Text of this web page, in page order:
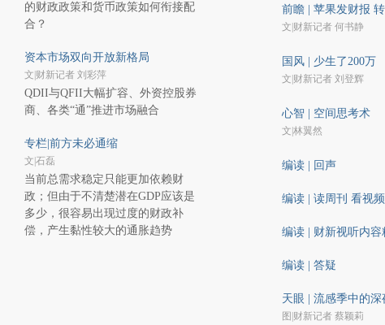
的财政政策和货币政策如何衔接配
合？
资本市场双向开放新格局
文|财新记者 刘彩萍
QDII与QFII大幅扩容、外资控股券
商、各类“通”推进市场融合
专栏|前方未必通缩
文|石磊
当前总需求稳定只能更加依赖财
政；但由于不清楚潜在GDP应该是
多少，很容易出现过度的财政补
偿，产生黏性较大的通胀趋势
前瞻 | 苹果发财报
文|财新记者 何书静
国风 | 少生了200万
文|财新记者 刘登辉
心智 | 空间思考术
文|林翼然
编读 | 回声
编读 | 读周刊 看视频
编读 | 财新视听内容
编读 | 答疑
天眼 | 流感季中的深
图|财新记者 蔡颖莉